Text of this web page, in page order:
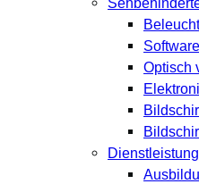
Optisch